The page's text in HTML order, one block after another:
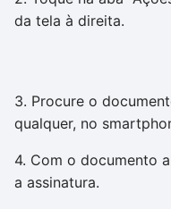
da tela à direita.
3. Procure o
qualquer, no
4. Com o documento
a assinatura.